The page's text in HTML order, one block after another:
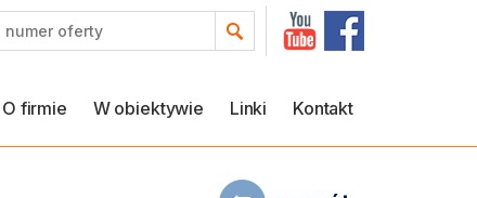
O firmie W obiektywie Linki Kontakt